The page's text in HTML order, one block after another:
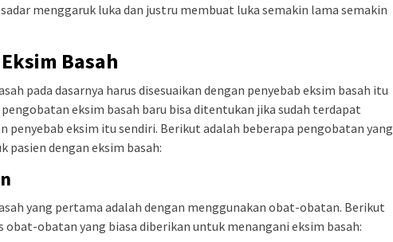
menggaruk luka dan justru membuat luka semakin lama semakin
Basah
pada dasarnya harus disesuaikan dengan penyebab eksim basah itu
eksim basah baru bisa ditentukan jika sudah terdapat
penyebab eksim itu sendiri. Berikut adalah beberapa pengobatan yang
pasien dengan eksim basah:
yang pertama adalah dengan menggunakan obat-obatan. Berikut
obat-obatan yang biasa diberikan untuk menangani eksim basah: